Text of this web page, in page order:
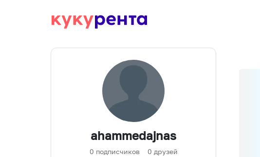
ahammedajnas
0 подписчиков 0 друзей